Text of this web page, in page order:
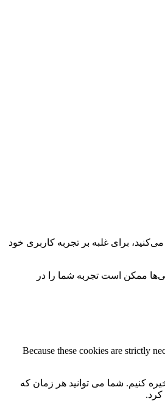
برای غلبه بر تجربه کاربری خود
ممکن است تجربه شما را در
Because these cookies are strictly
کنیم. شما می توانید هر زمان که
کرد.